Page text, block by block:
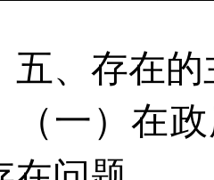
五、存在
（一）在